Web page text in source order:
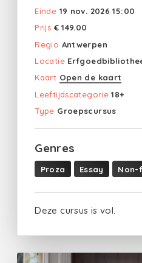
Einde 19 nov. 2026 15:00
Prijs € 149.00
Regio Antwerpen
Locatie
Kaart Open de kaart
Leeftijdscategorie 18+
Type Groepscursus
Genres
Proza Essay Non-
Deze cursus is vol.